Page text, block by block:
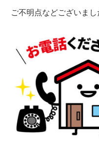
ご不明点などございま